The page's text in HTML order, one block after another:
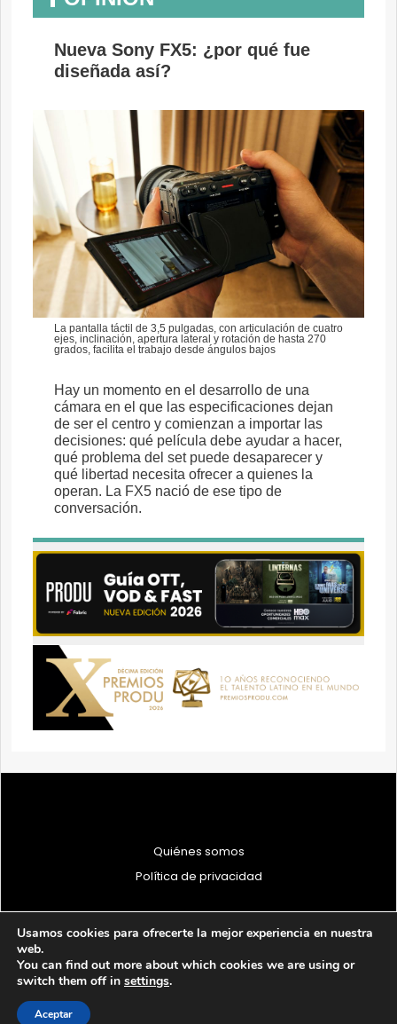
Quiénes somos
Política de privacidad
© 1997 - 2026 PRODU - Todos los derechos reservados
Usamos cookies para ofrecerte la mejor experiencia en nuestra
web.
You can find out more about which cookies we are using or
switch them off in settings.
Aceptar